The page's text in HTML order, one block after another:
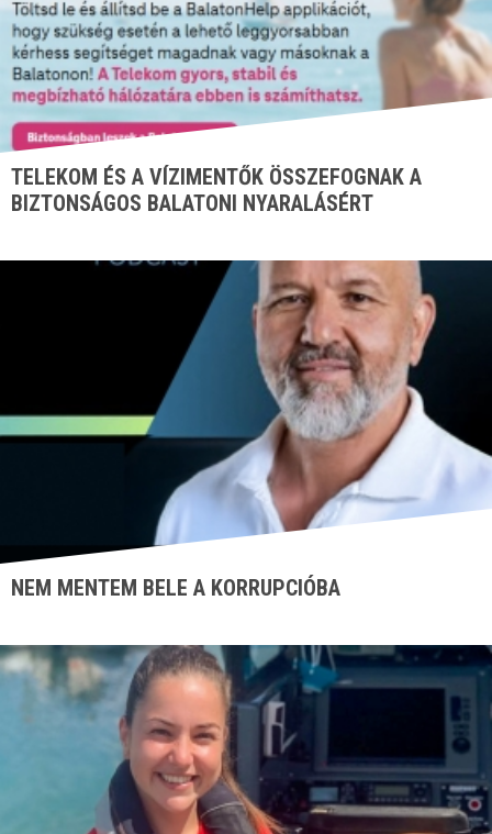
TELEKOM ÉS A VÍZIMENTŐK ÖSSZEFOGNAK A
BIZTONSÁGOS BALATONI NYARALÁSÉRT
NEM MENTEM BELE A KORRUPCIÓBA